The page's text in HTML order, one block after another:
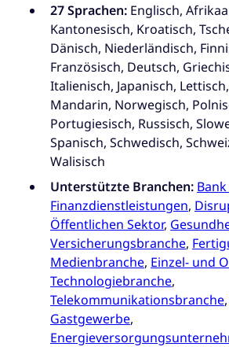
27 Sprachen: Englisch,
Kantonesisch, Kroatisch,
Dänisch, Niederländisch,
Französisch, Deutsch,
Italienisch, Japanisch,
Mandarin, Norwegisch,
Portugiesisch, Russisch,
Spanisch, Schwedisch,
Walisisch
Unterstützte Branchen:
Finanzdienstleistungen,
Öffentlichen Sektor,
Versicherungsbranche,
Medienbranche, Einzel- und
Technologiebranche,
Telekommunikationsbranche,
Gastgewerbe,